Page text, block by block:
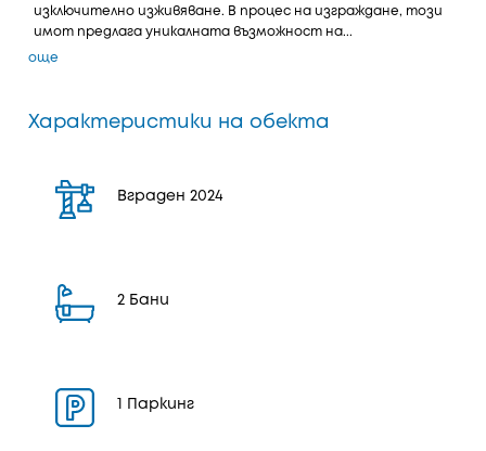
изключително изживяване. В процес на изграждане, този
имот предлага уникалната възможност на...
още
Характеристики на обекта
Вграден 2024
2 Бани
1 Паркинг